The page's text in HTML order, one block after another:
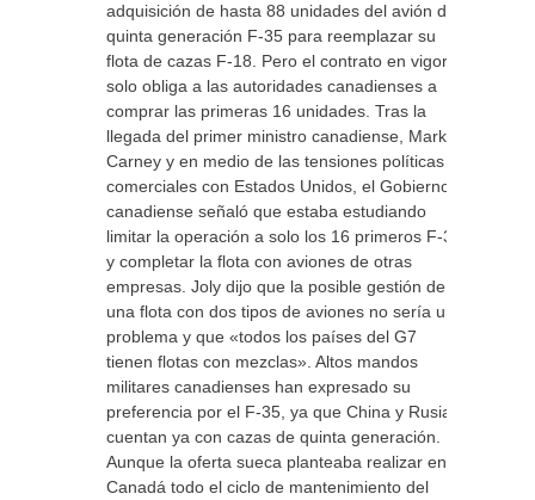
adquisición de hasta 88 unidades del avión de
quinta generación F-35 para reemplazar su
flota de cazas F-18. Pero el contrato en vigor
solo obliga a las autoridades canadienses a
comprar las primeras 16 unidades. Tras la
llegada del primer ministro canadiense, Mark
Carney y en medio de las tensiones políticas y
comerciales con Estados Unidos, el Gobierno
canadiense señaló que estaba estudiando
limitar la operación a solo los 16 primeros F-35
y completar la flota con aviones de otras
empresas. Joly dijo que la posible gestión de
una flota con dos tipos de aviones no sería un
problema y que «todos los países del G7
tienen flotas con mezclas». Altos mandos
militares canadienses han expresado su
preferencia por el F-35, ya que China y Rusia
cuentan ya con cazas de quinta generación.
Aunque la oferta sueca planteaba realizar en
Canadá todo el ciclo de mantenimiento del